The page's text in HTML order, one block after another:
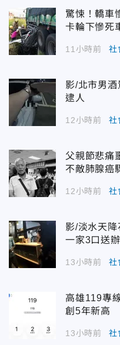
驚悚！轎車
卡輪下慘死
11小時前 社
影/北市男
逮人
12小時前 社
父親節悲痛
不敵肺腺癌
12小時前 社
影/淡水天
一家3口送辦
13小時前 社
高雄119專
創5年新高
13小時前 社